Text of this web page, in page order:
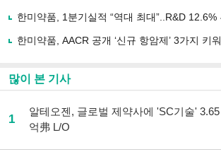
기
한미약품, 1분기실적 “역대 최대”..R&D 12.6%
한미약품, AACR 공개 ‘신규 항암제’ 3가지 키
많이 본 기사
1
알테오젠, 글로벌 제약사에 'SC기술' 3.65
억弗 L/O